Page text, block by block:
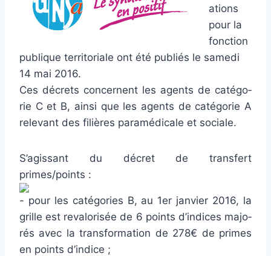
ations
pour la
fonction
publique territoriale ont été publiés le samedi
14 mai 2016.
Ces décrets concer­nent les agents de caté­go­
rie C et B, ainsi que les agents de caté­go­rie A
rele­vant des filiè­res para­mé­di­cale et sociale.
S’agis­sant du décret de trans­fert
primes/points :
pour les caté­go­ries B, au 1er jan­vier 2016, la
grille est reva­lo­ri­sée de 6 points d’indi­ces majo­
rés avec la trans­for­ma­tion de 278€ de primes
en points d’indice ;